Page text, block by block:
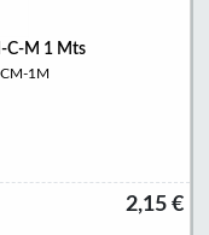
C-M 1 Mts
1M
2,15 €